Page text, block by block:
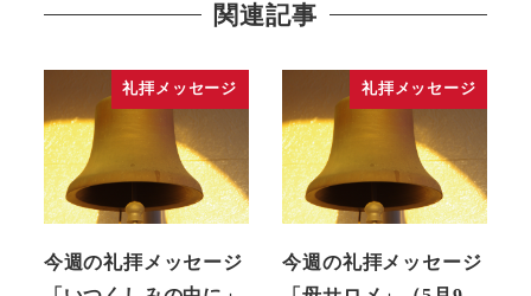
関連記事
礼拝メッセージ
今週の礼拝メッセージ
礼拝メッセージ
今週の礼拝メッセージ